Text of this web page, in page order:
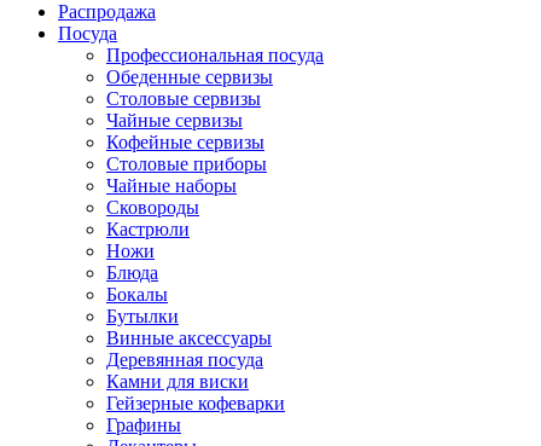
Распродажа
Посуда
Профессиональная посуда
Обеденные сервизы
Столовые сервизы
Чайные сервизы
Кофейные сервизы
Столовые приборы
Чайные наборы
Сковороды
Кастрюли
Ножи
Блюда
Бокалы
Бутылки
Винные аксессуары
Деревянная посуда
Камни для виски
Гейзерные кофеварки
Графины